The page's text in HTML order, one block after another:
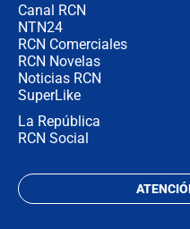
Canal RCN
NTN24
RCN Comerciales
RCN Novelas
Noticias RCN
SuperLike
La República
RCN Social